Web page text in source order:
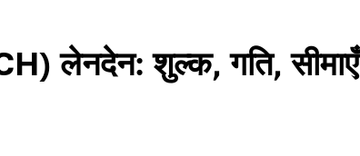
लेनदेन: शुल्क, गति, सीमाएँ